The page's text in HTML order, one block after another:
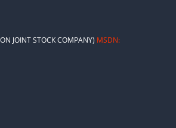
JOINT STOCK COMPANY) MSDN: